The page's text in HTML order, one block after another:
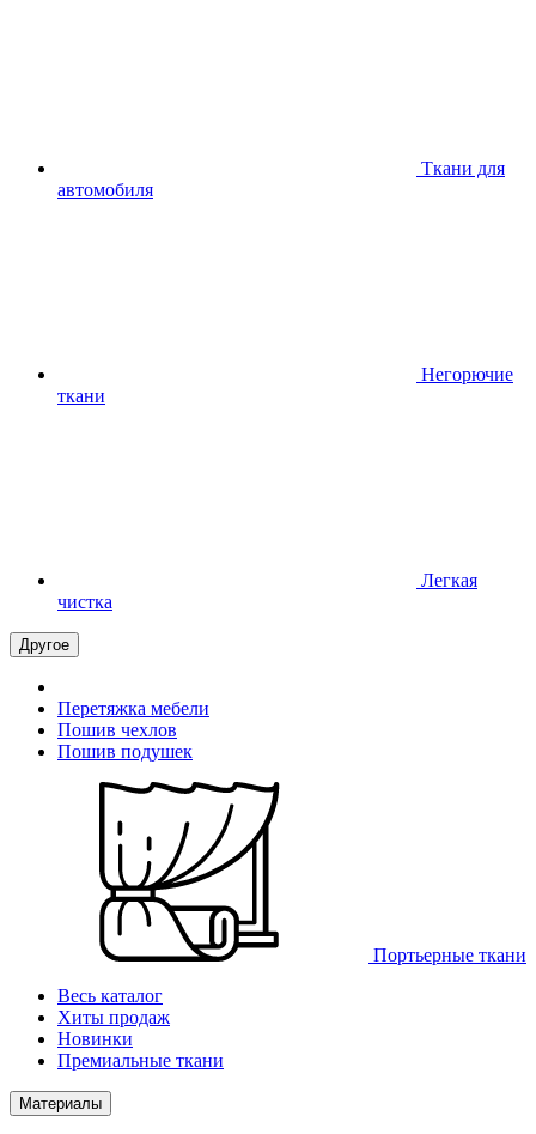
Ткани для
автомобиля
Негорючие
ткани
Легкая
чистка
Другое
Перетяжка мебели
Пошив чехлов
Пошив подушек
Портьерные ткани
Весь каталог
Хиты продаж
Новинки
Премиальные ткани
Материалы